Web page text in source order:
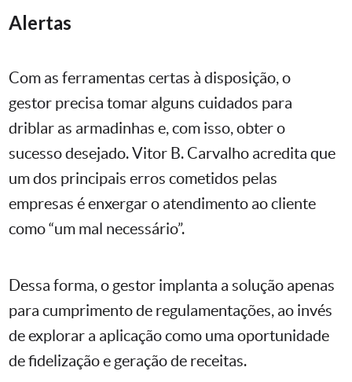
Alertas
Com as ferramentas certas à disposição, o
gestor precisa tomar alguns cuidados para
driblar as armadinhas e, com isso, obter o
sucesso desejado. Vitor B. Carvalho acredita que
um dos principais erros cometidos pelas
empresas é enxergar o atendimento ao cliente
como “um mal necessário”.
Dessa forma, o gestor implanta a solução apenas
para cumprimento de regulamentações, ao invés
de explorar a aplicação como uma oportunidade
de fidelização e geração de receitas.